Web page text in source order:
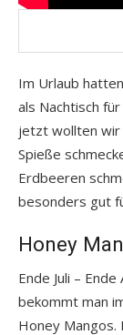
Im Urlaub
als Nachtisch
jetzt wollten wir
Spieße
Erdbeeren
besonders gut
Honey
Ende Juli –
bekommt man
Honey Mangos.